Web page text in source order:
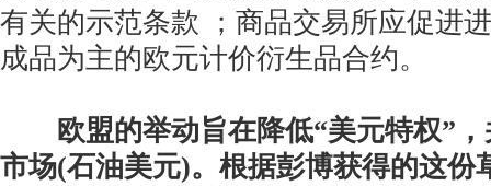
有关的示范条款 ；商品交易所应促进
成品为主的欧元计价衍生品合约。
欧盟的举动旨在降低“美元特权”
市场(石油美元)。根据彭博获得的这份